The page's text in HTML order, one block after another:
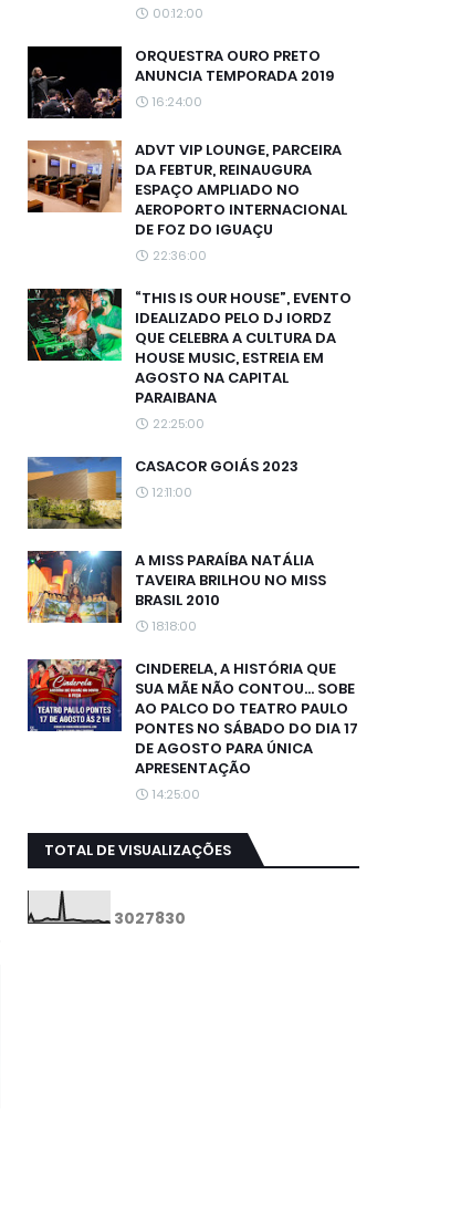
00:12:00
ORQUESTRA OURO PRETO
ANUNCIA TEMPORADA 2019
16:24:00
ADVT VIP LOUNGE, PARCEIRA
DA FEBTUR, REINAUGURA
ESPAÇO AMPLIADO NO
AEROPORTO INTERNACIONAL
DE FOZ DO IGUAÇU
22:36:00
“THIS IS OUR HOUSE”, EVENTO
IDEALIZADO PELO DJ IORDZ
QUE CELEBRA A CULTURA DA
HOUSE MUSIC, ESTREIA EM
AGOSTO NA CAPITAL
PARAIBANA
22:25:00
CASACOR GOIÁS 2023
12:11:00
A MISS PARAÍBA NATÁLIA
TAVEIRA BRILHOU NO MISS
BRASIL 2010
18:18:00
CINDERELA, A HISTÓRIA QUE
SUA MÃE NÃO CONTOU... SOBE
AO PALCO DO TEATRO PAULO
PONTES NO SÁBADO DO DIA 17
DE AGOSTO PARA ÚNICA
APRESENTAÇÃO
14:25:00
TOTAL DE VISUALIZAÇÕES
3027830